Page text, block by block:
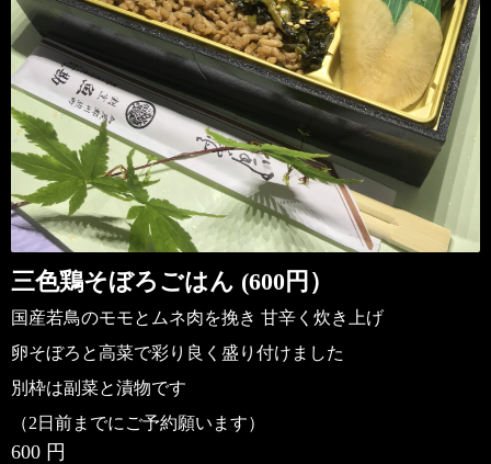
三色鶏そぼろごはん (600円）
国産若鳥のモモとムネ肉を挽き 甘辛く炊き上げ
卵そぼろと高菜で彩り良く盛り付けました
別枠は副菜と漬物です
（2日前までにご予約願います）
600 円